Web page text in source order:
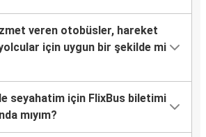
veren otobüsler, hareket
yolcular için uygun bir şekilde mi
seyahatim için FlixBus biletimi
mıyım?